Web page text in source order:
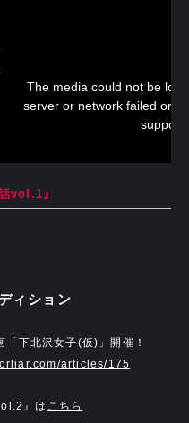
The media could not be
server or network failed or
vol.1』
ィション
下北沢女子(仮)」開催！
articles/175
』は こちら